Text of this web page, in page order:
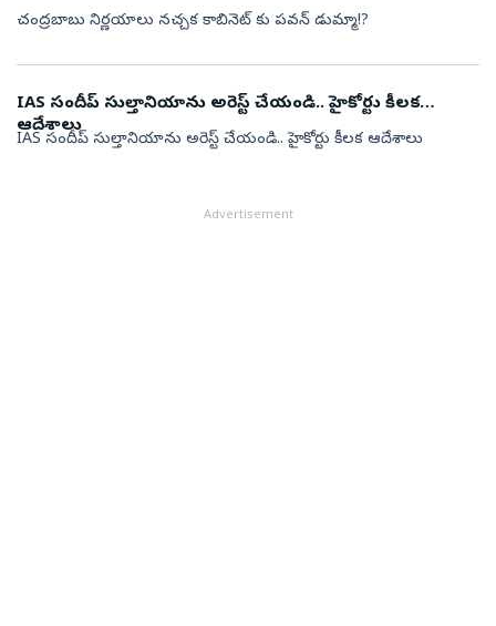
చంద్రబాబు నిర్ణయాలు నచ్చక కాబినెట్ కు పవన్ డుమ్మా!?
IAS సందీప్ సుల్తానియాను అరెస్ట్ చేయండి.. హైకోర్టు కీలక
ఆదేశాలు
IAS సందీప్ సుల్తానియాను అరెస్ట్ చేయండి.. హైకోర్టు కీలక ఆదేశాలు
Advertisement